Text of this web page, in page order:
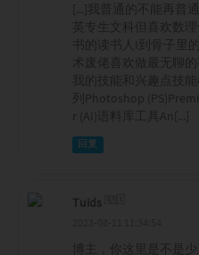
[...]我普通的不能再普
英专生文科但喜欢数
书的读书人I到骨子里
术废佬喜欢做最无聊
我的技能和兴趣点技
列Photoshop
r (AI)语料库工具An[...]
回复
Tuids
博主，你这里是不是